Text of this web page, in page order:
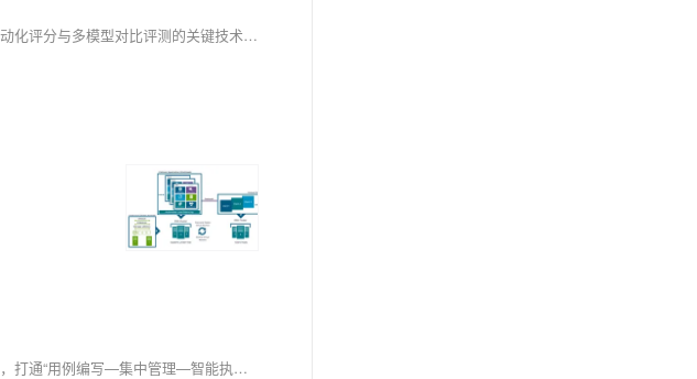
在AI技术迅猛发展的今天，测试工程师面临着如何高效评估大模型性能的全新挑战。本文将深入探讨AI测试平台中自动化评分与多模型对比评测的关键技术与实践方法，为测试工程师提供可落地的解决方案。
在测试过程中，用例分散、步骤模糊、回归测试效率低等问题常困扰团队。霍格沃兹测试开发学社推出的AI测试平台，打通“用例编写—集中管理—智能执行”全流程，提升测试效率与覆盖率。平台支持标准化用例编写、统一管理操作及智能执行，助力测试团队高效协作，释放更多精力优化测试策略。目前平台已开放内测，欢迎试用体验！